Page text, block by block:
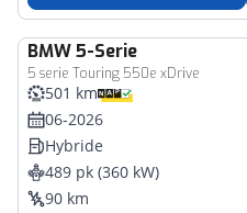
BMW5-Serie
5 serie Touring 550e xDrive
501 km
06-2026
Hybride
489 pk (360 kW)
90 km